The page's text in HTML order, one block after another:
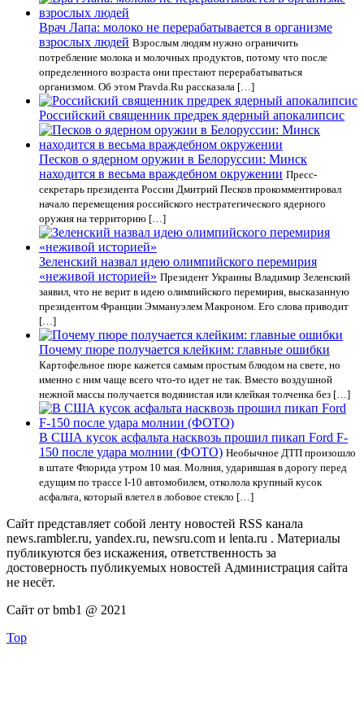
Врач Лапа: молоко не перерабатывается в организме
взрослых людей Взрослым людям нужно ограничить
потребление молока и молочных продуктов, потому что после
определенного возраста они престают перерабатываться
организмом. Об этом Pravda.Ru рассказала […]
Российский священник предрек ядерный апокалипсис
Песков о ядерном оружии в Белоруссии: Минск
находится в весьма враждебном окружении Пресс-
секретарь президента России Дмитрий Песков прокомментировал
начало перемещения российского нестратегического ядерного
оружия на территорию […]
Зеленский назвал идею олимпийского перемирия
«неживой историей» Президент Украины Владимир Зеленский
заявил, что не верит в идею олимпийского перемирия, высказанную
президентом Франции Эммануэлем Макроном. Его слова приводит
[…]
Почему пюре получается клейким: главные ошибки
Картофельное пюре кажется самым простым блюдом на свете, но
именно с ним чаще всего что-то идет не так. Вместо воздушной
нежной массы получается водянистая или клейкая толченка без […]
В США кусок асфальта насквозь прошил пикап Ford F-
150 после удара молнии (ФОТО) Необычное ДТП произошло
в штате Флорида утром 10 мая. Молния, ударившая в дорогу перед
едущим по трассе I-10 автомобилем, отколола крупный кусок
асфальта, который влетел в лобовое стекло […]
Сайт представляет собой ленту новостей RSS канала
news.rambler.ru, yandex.ru, newsru.com и lenta.ru . Материалы
публикуются без искажения, ответственность за
достоверность публикуемых новостей Администрация сайта
не несёт.
Сайт от bmb1 @ 2021
Top